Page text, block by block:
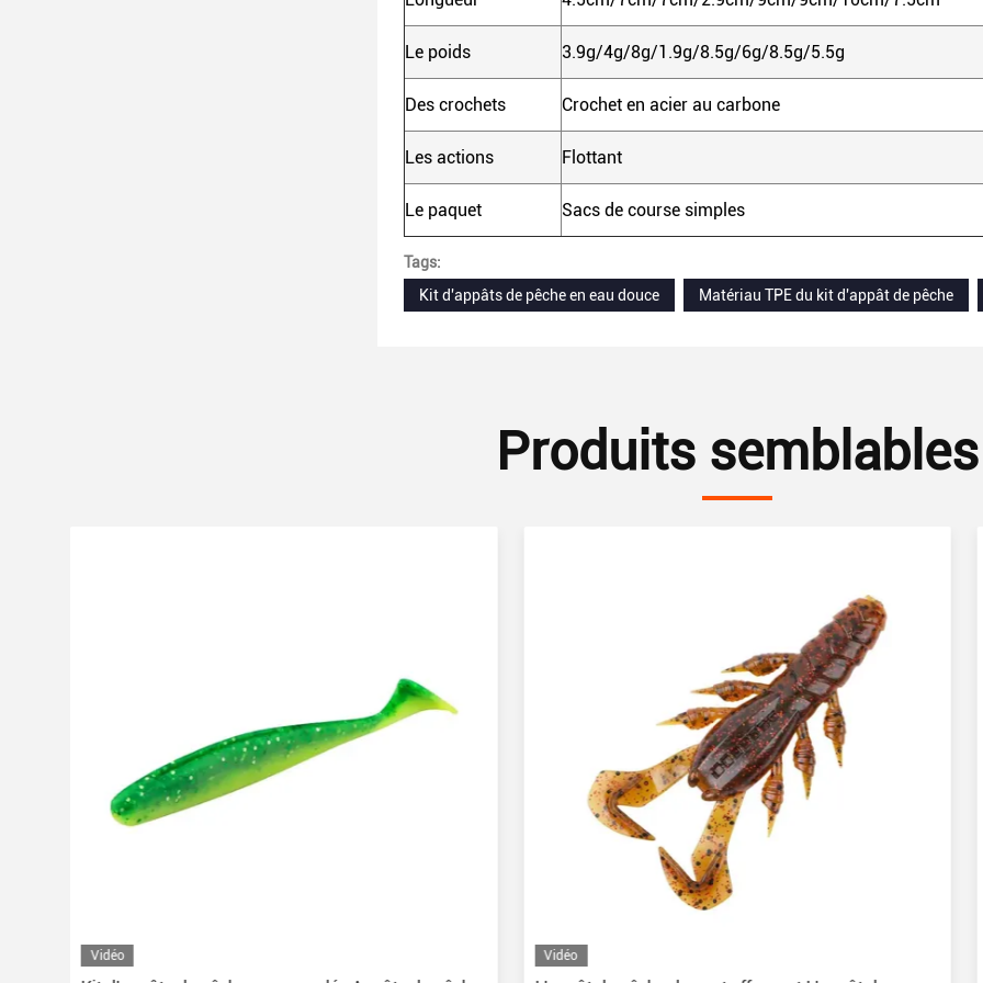
Le poids 3.9g/4g/8g/1.9g/8.5g/6g/8.5g/5.5g
Des crochets Crochet en acier au carbone
Les actions Flottant
Le paquet Sacs de course simples
Tags:
Kit d'appâts de pêche en eau douce
Matériau TPE du kit d'appât de pêche
Produits semblables
Vidéo Vidéo